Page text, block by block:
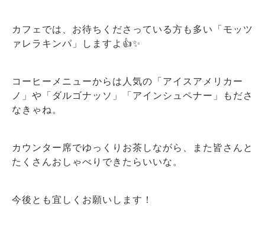
カフェでは、お待ちくださっている方も多い「モッツ
ァレラキンパ」しますよ👍✨
コーヒーメニューからは人気の「アイスアメリカー
ノ」や「ダルゴナッソ」「アインシュペナー」もださ
なきゃね。
カウンター席でゆっくりお茶しながら、また皆さんと
たくさんおしゃべりできたらいいな。
今後とも宜しくお願いします！